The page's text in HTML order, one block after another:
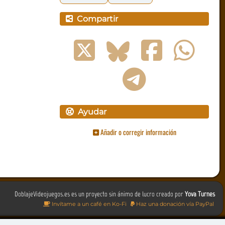
Compartir
Ayudar
Añadir o corregir información
DoblajeVideojuegos.es es un proyecto sin ánimo de lucro creado porYova Turnes
Invítame a un café en Ko-Fi Haz una donación vía PayPal